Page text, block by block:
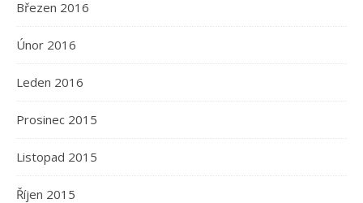
Březen 2016
Únor 2016
Leden 2016
Prosinec 2015
Listopad 2015
Říjen 2015